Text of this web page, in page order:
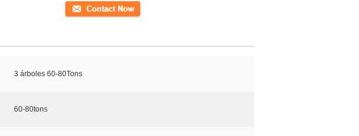
Contacto
3 árboles 60-80Tons
60-80tons